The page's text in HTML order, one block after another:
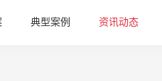
典型案例 资讯动态